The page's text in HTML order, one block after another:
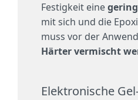
Festigkeit eine
mit sich und die
muss vor der
Härter vermischt
Elektronische